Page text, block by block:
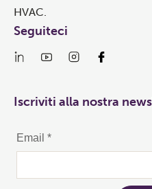
HVAC.
Seguiteci
Iscriviti alla nostra